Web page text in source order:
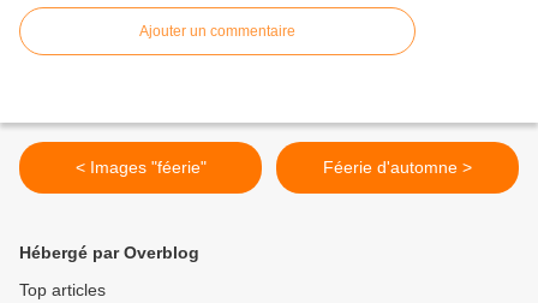
Ajouter un commentaire
< Images "féerie" Féerie d'automne >
Hébergé par Overblog
Top articles